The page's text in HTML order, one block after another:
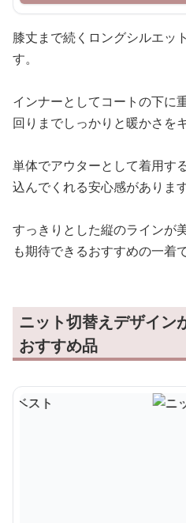
膝丈まで続くロングシルエッ
す。
インナーとしてコートの下に
回りまでしっかりと暖かさを
単体でアウターとして着用す
込んでくれる安心感があります
すっきりとした縦のラインが
も期待できるおすすめの一着で
ニット切替えデザイン
おすすめ品